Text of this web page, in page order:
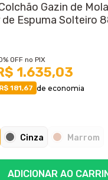
Gazin de
de Espuma Solteiro
OFF no PIX
1.635,03
R$ 181,67 de economia
Cinza Marrom
ADICIONAR AO